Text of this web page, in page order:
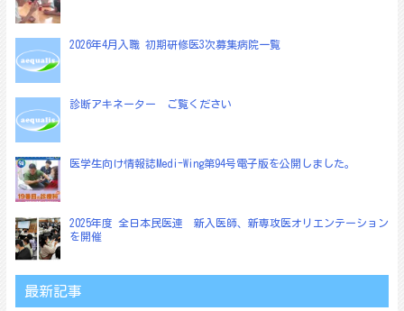
ョ
2026年4月入職 初期研修医3次募集病院一覧
診断アキネーター ご覧ください
医学生向け情報誌Medi-Wing第94号電子版を公開しました。
2025年度 全日本民医連 新入医師、新専攻医オリエンテーション
を開催
最新記事